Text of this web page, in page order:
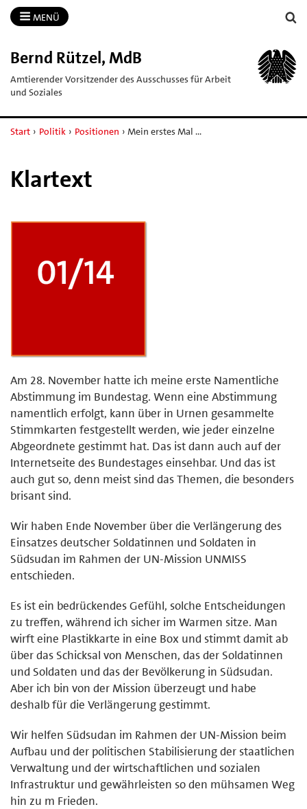
MENÜ
Bernd Rützel, MdB
Amtierender Vorsitzender des Ausschusses für Arbeit
und Soziales
Start › Politik › Positionen › Mein erstes Mal ...
Klartext
Am 28. November hatte ich meine erste Namentliche
Abstimmung im Bundestag. Wenn eine Abstimmung
namentlich erfolgt, kann über in Urnen gesammelte
Stimmkarten festgestellt werden, wie jeder einzelne
Abgeordnete gestimmt hat. Das ist dann auch auf der
Internetseite des Bundestages einsehbar. Und das ist
auch gut so, denn meist sind das Themen, die besonders
brisant sind.
Wir haben Ende November über die Verlängerung des
Einsatzes deutscher Soldatinnen und Soldaten in
Südsudan im Rahmen der UN-Mission UNMISS
entschieden.
Es ist ein bedrückendes Gefühl, solche Entscheidungen
zu treffen, während ich sicher im Warmen sitze. Man
wirft eine Plastikkarte in eine Box und stimmt damit ab
über das Schicksal von Menschen, das der Soldatinnen
und Soldaten und das der Bevölkerung in Südsudan.
Aber ich bin von der Mission überzeugt und habe
deshalb für die Verlängerung gestimmt.
Wir helfen Südsudan im Rahmen der UN-Mission beim
Aufbau und der politischen Stabilisierung der staatlichen
Verwaltung und der wirtschaftlichen und sozialen
Infrastruktur und gewährleisten so den mühsamen Weg
hin zu m Frieden.